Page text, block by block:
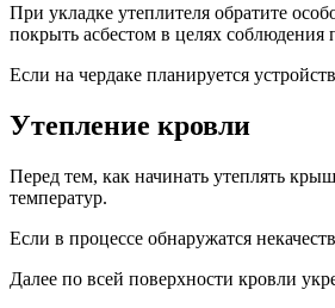
При укладке утеплителя обратите
покрыть асбестом в целях соблюдения
Если на чердаке планируется
Утепление кровли
Перед тем, как начинать утеплять
температур.
Если в процессе обнаружатся
Далее по всей поверхности кровли